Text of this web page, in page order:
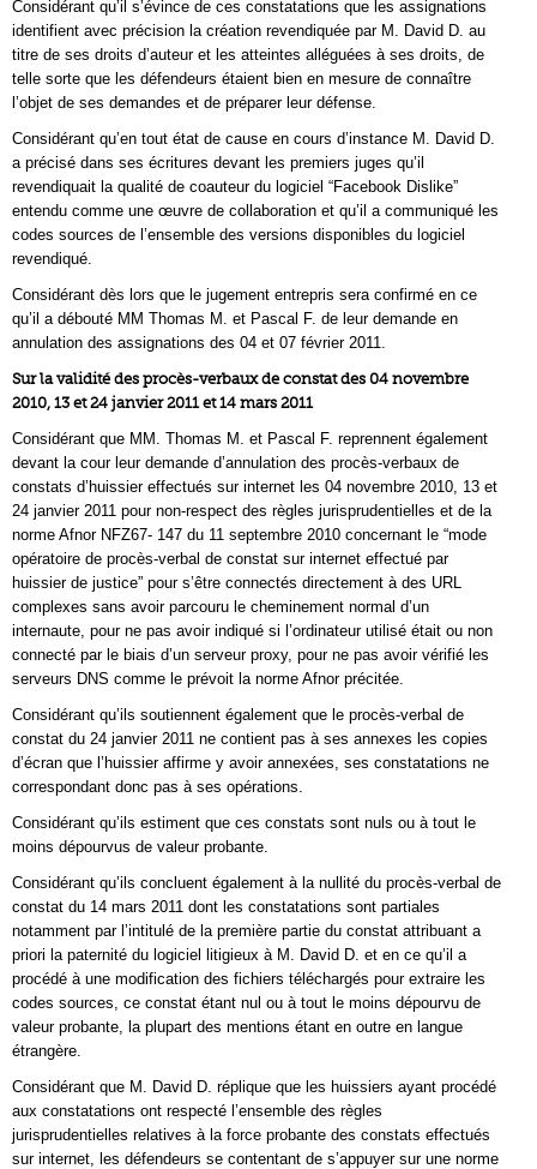
Considérant qu’il s’évince de ces constatations que les assignations
identifient avec précision la création revendiquée par M. David D. au
titre de ses droits d’auteur et les atteintes alléguées à ses droits, de
telle sorte que les défendeurs étaient bien en mesure de connaître
l’objet de ses demandes et de préparer leur défense.
Considérant qu’en tout état de cause en cours d’instance M. David D.
a précisé dans ses écritures devant les premiers juges qu’il
revendiquait la qualité de coauteur du logiciel “Facebook Dislike”
entendu comme une œuvre de collaboration et qu’il a communiqué les
codes sources de l’ensemble des versions disponibles du logiciel
revendiqué.
Considérant dès lors que le jugement entrepris sera confirmé en ce
qu’il a débouté MM Thomas M. et Pascal F. de leur demande en
annulation des assignations des 04 et 07 février 2011.
Sur la validité des procès-verbaux de constat des 04 novembre
2010, 13 et 24 janvier 2011 et 14 mars 2011
Considérant que MM. Thomas M. et Pascal F. reprennent également
devant la cour leur demande d’annulation des procès-verbaux de
constats d’huissier effectués sur internet les 04 novembre 2010, 13 et
24 janvier 2011 pour non-respect des règles jurisprudentielles et de la
norme Afnor NFZ67- 147 du 11 septembre 2010 concernant le “mode
opératoire de procès-verbal de constat sur internet effectué par
huissier de justice” pour s’être connectés directement à des URL
complexes sans avoir parcouru le cheminement normal d’un
internaute, pour ne pas avoir indiqué si l’ordinateur utilisé était ou non
connecté par le biais d’un serveur proxy, pour ne pas avoir vérifié les
serveurs DNS comme le prévoit la norme Afnor précitée.
Considérant qu’ils soutiennent également que le procès-verbal de
constat du 24 janvier 2011 ne contient pas à ses annexes les copies
d’écran que l’huissier affirme y avoir annexées, ses constatations ne
correspondant donc pas à ses opérations.
Considérant qu’ils estiment que ces constats sont nuls ou à tout le
moins dépourvus de valeur probante.
Considérant qu’ils concluent également à la nullité du procès-verbal de
constat du 14 mars 2011 dont les constatations sont partiales
notamment par l’intitulé de la première partie du constat attribuant a
priori la paternité du logiciel litigieux à M. David D. et en ce qu’il a
procédé à une modification des fichiers téléchargés pour extraire les
codes sources, ce constat étant nul ou à tout le moins dépourvu de
valeur probante, la plupart des mentions étant en outre en langue
étrangère.
Considérant que M. David D. réplique que les huissiers ayant procédé
aux constatations ont respecté l’ensemble des règles
jurisprudentielles relatives à la force probante des constats effectués
sur internet, les défendeurs se contentant de s’appuyer sur une norme